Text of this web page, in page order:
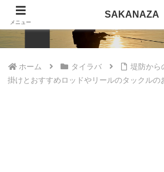
SAKANAZA
ホーム タイラバ
堤防から
掛けとおすすめロッドやリールのタックルの
メニュー
SAKANAZA